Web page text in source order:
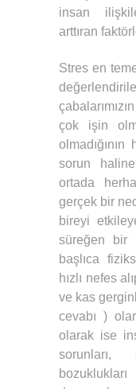
insan
arttıran
Stres en
çok işin
sorun
ortada
gerçek bir
bireyi
süreğen bir
başlıca
hızlı nefes
ve kas
cevabı )
olarak ise